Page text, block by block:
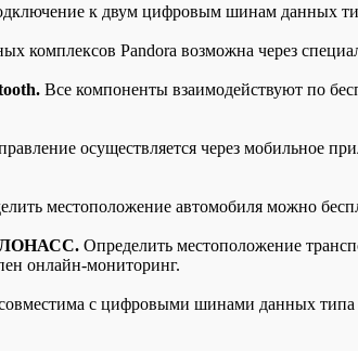
к двум цифровым шинам данных
комплексов Pandora возможна через
Все компоненты взаимодействуют по
осуществляется через мобильное
местоположение автомобиля можно
ГЛОНАСС. Определить местоположение
онлайн-мониторинг.
с цифровыми шинами данных